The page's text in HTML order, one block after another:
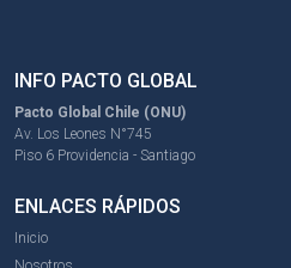
INFO PACTO GLOBAL
Pacto Global Chile (ONU)
Av. Los Leones N°745
Piso 6 Providencia - Santiago
ENLACES RÁPIDOS
Inicio